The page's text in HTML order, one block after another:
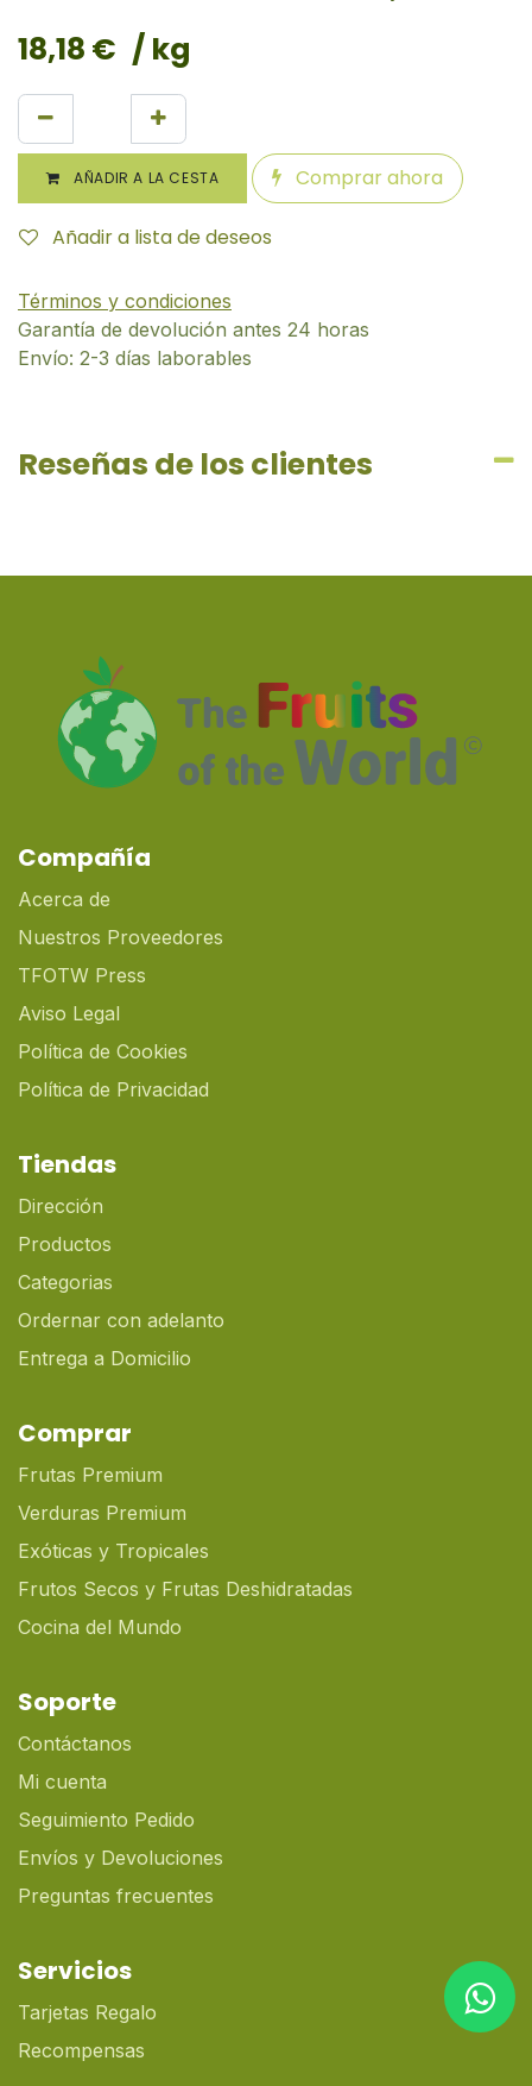
18,18 € / kg
AÑADIR A LA CESTA Comprar ahora
Añadir a lista de deseos
Términos y condiciones
Garantía de devolución antes 24 horas
Envío: 2-3 días laborables
Reseñas de los clientes
Compañía
Acerca de
Nuestros Proveedores
TFOTW Press
Aviso Legal
Política de Cookies
Política de Privacidad
Tiendas
Dirección
Productos
Categorias
Ordernar con adelanto
Entrega a Domicilio
Comprar
Frutas Premium
Verduras Premium
Exóticas y Tropicales
Frutos Secos y Frutas Deshidratadas
Cocina del Mundo
Soporte
Contáctanos
Mi cuenta
Seguimiento Pedido
Envíos y Devoluciones
Preguntas frecuentes
Servicios
Tarjetas Regalo
Recompensas